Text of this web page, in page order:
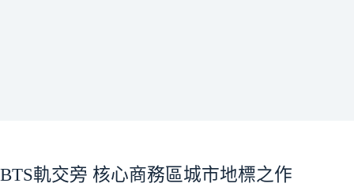
BTS軌交旁 核心商務區城市地標之作